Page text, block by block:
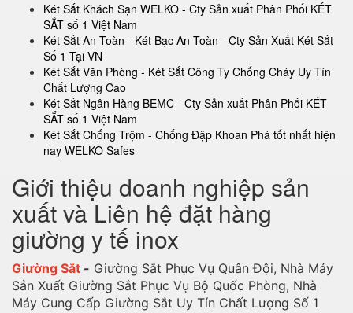
Két Sắt Khách Sạn WELKO - Cty Sản xuất Phân Phối KÉT
SẮT số 1 Việt Nam
Két Sắt An Toàn - Két Bạc An Toàn - Cty Sản Xuất Két Sắt
Số 1 Tại VN
Két Sắt Văn Phòng - Két Sắt Công Ty Chống Cháy Uy Tín
Chất Lượng Cao
Két Sắt Ngân Hàng BEMC - Cty Sản xuất Phân Phối KÉT
SẮT số 1 Việt Nam
Két Sắt Chống Trộm - Chống Đập Khoan Phá tốt nhất hiện
nay WELKO Safes
Giới thiệu doanh nghiệp sản
xuất và Liên hệ đặt hàng
giường y tế inox
Giường Sắt - Giường Sắt Phục Vụ Quân Đội, Nhà Máy
Sản Xuất Giường Sắt Phục Vụ Bộ Quốc Phòng, Nhà
Máy Cung Cấp Giường Sắt Uy Tín Chất Lượng Số 1